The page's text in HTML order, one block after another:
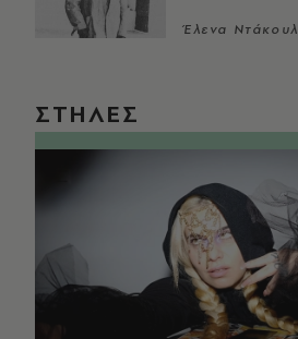
Έλενα
ΣΤΗΛΕΣ